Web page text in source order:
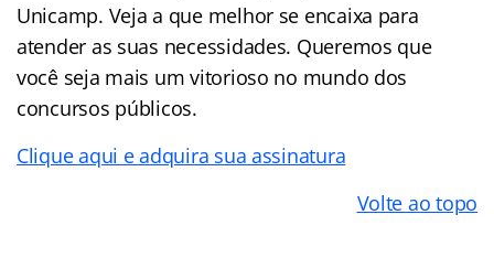
Unicamp. Veja a que melhor se encaixa para
atender as suas necessidades. Queremos que
você seja mais um vitorioso no mundo dos
concursos públicos.
Clique aqui e adquira sua assinatura
Volte ao topo